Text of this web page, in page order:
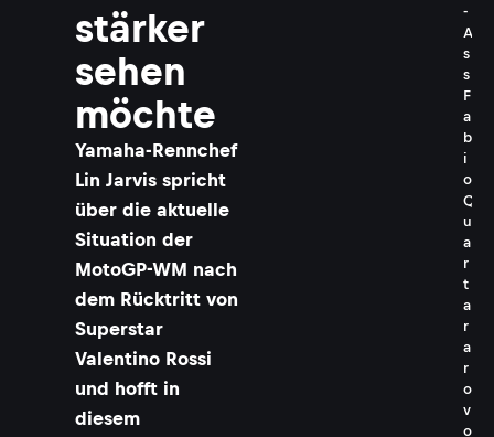
stärker
sehen
möchte
Yamaha-Rennchef
Lin Jarvis spricht
über die aktuelle
Situation der
MotoGP-WM nach
dem Rücktritt von
Superstar
Valentino Rossi
und hofft in
diesem
-
A
s
s
F
a
b
i
o
Q
u
a
r
t
a
r
a
r
o
v
o